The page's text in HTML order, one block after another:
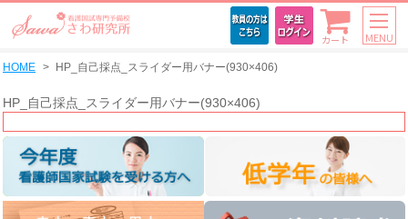
カート MENU
HOME HP_自己採点_スライダー用バナー(930×406)
HP_自己採点_スライダー用バナー(930×406)